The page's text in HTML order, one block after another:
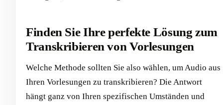
Finden Sie Ihre perfekte Lösung zum
Transkribieren von Vorlesungen
Welche Methode sollten Sie also wählen, um Audio aus
Ihren Vorlesungen zu transkribieren? Die Antwort
hängt ganz von Ihren spezifischen Umständen und